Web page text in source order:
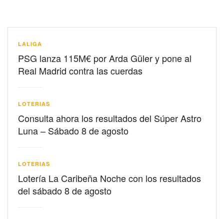
LALIGA
PSG lanza 115M€ por Arda Güler y pone al
Real Madrid contra las cuerdas
LOTERIAS
Consulta ahora los resultados del Súper Astro
Luna – Sábado 8 de agosto
LOTERIAS
Lotería La Caribeña Noche con los resultados
del sábado 8 de agosto